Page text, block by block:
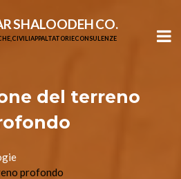
SHALOODEH CO.
CIVILI APPALTATORI E CONSULENZE
del terreno
profondo